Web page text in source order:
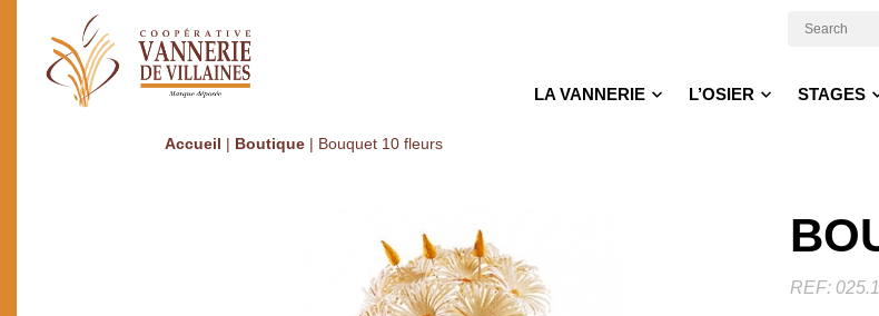
LA VANNERIE L’OSIER STAGES
Accueil | Boutique| Bouquet 10 fleurs
REF: